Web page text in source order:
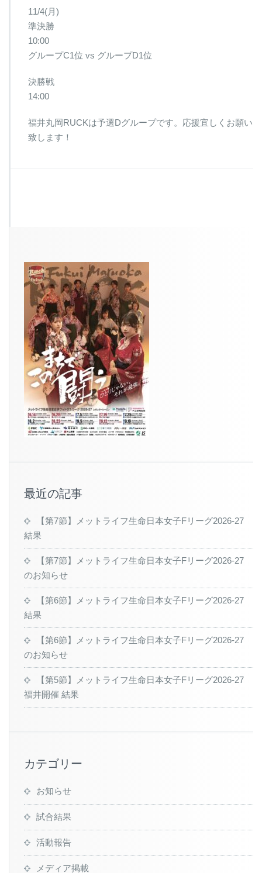
11/4(月)
準決勝
10:00
グループC1位 vs グループD1位
決勝戦
14:00
福井丸岡RUCKは予選Dグループです。応援宜しくお願い
致します！
最近の記事
【第7節】メットライフ生命日本女子Fリーグ2026-27
結果
【第7節】メットライフ生命日本女子Fリーグ2026-27
のお知らせ
【第6節】メットライフ生命日本女子Fリーグ2026-27
結果
【第6節】メットライフ生命日本女子Fリーグ2026-27
のお知らせ
【第5節】メットライフ生命日本女子Fリーグ2026-27
福井開催 結果
カテゴリー
お知らせ
試合結果
活動報告
メディア掲載